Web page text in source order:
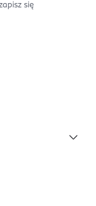
się